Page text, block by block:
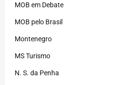
MOB em Debate
MOB pelo Brasil
Montenegro
MS Turismo
N. S. da Penha